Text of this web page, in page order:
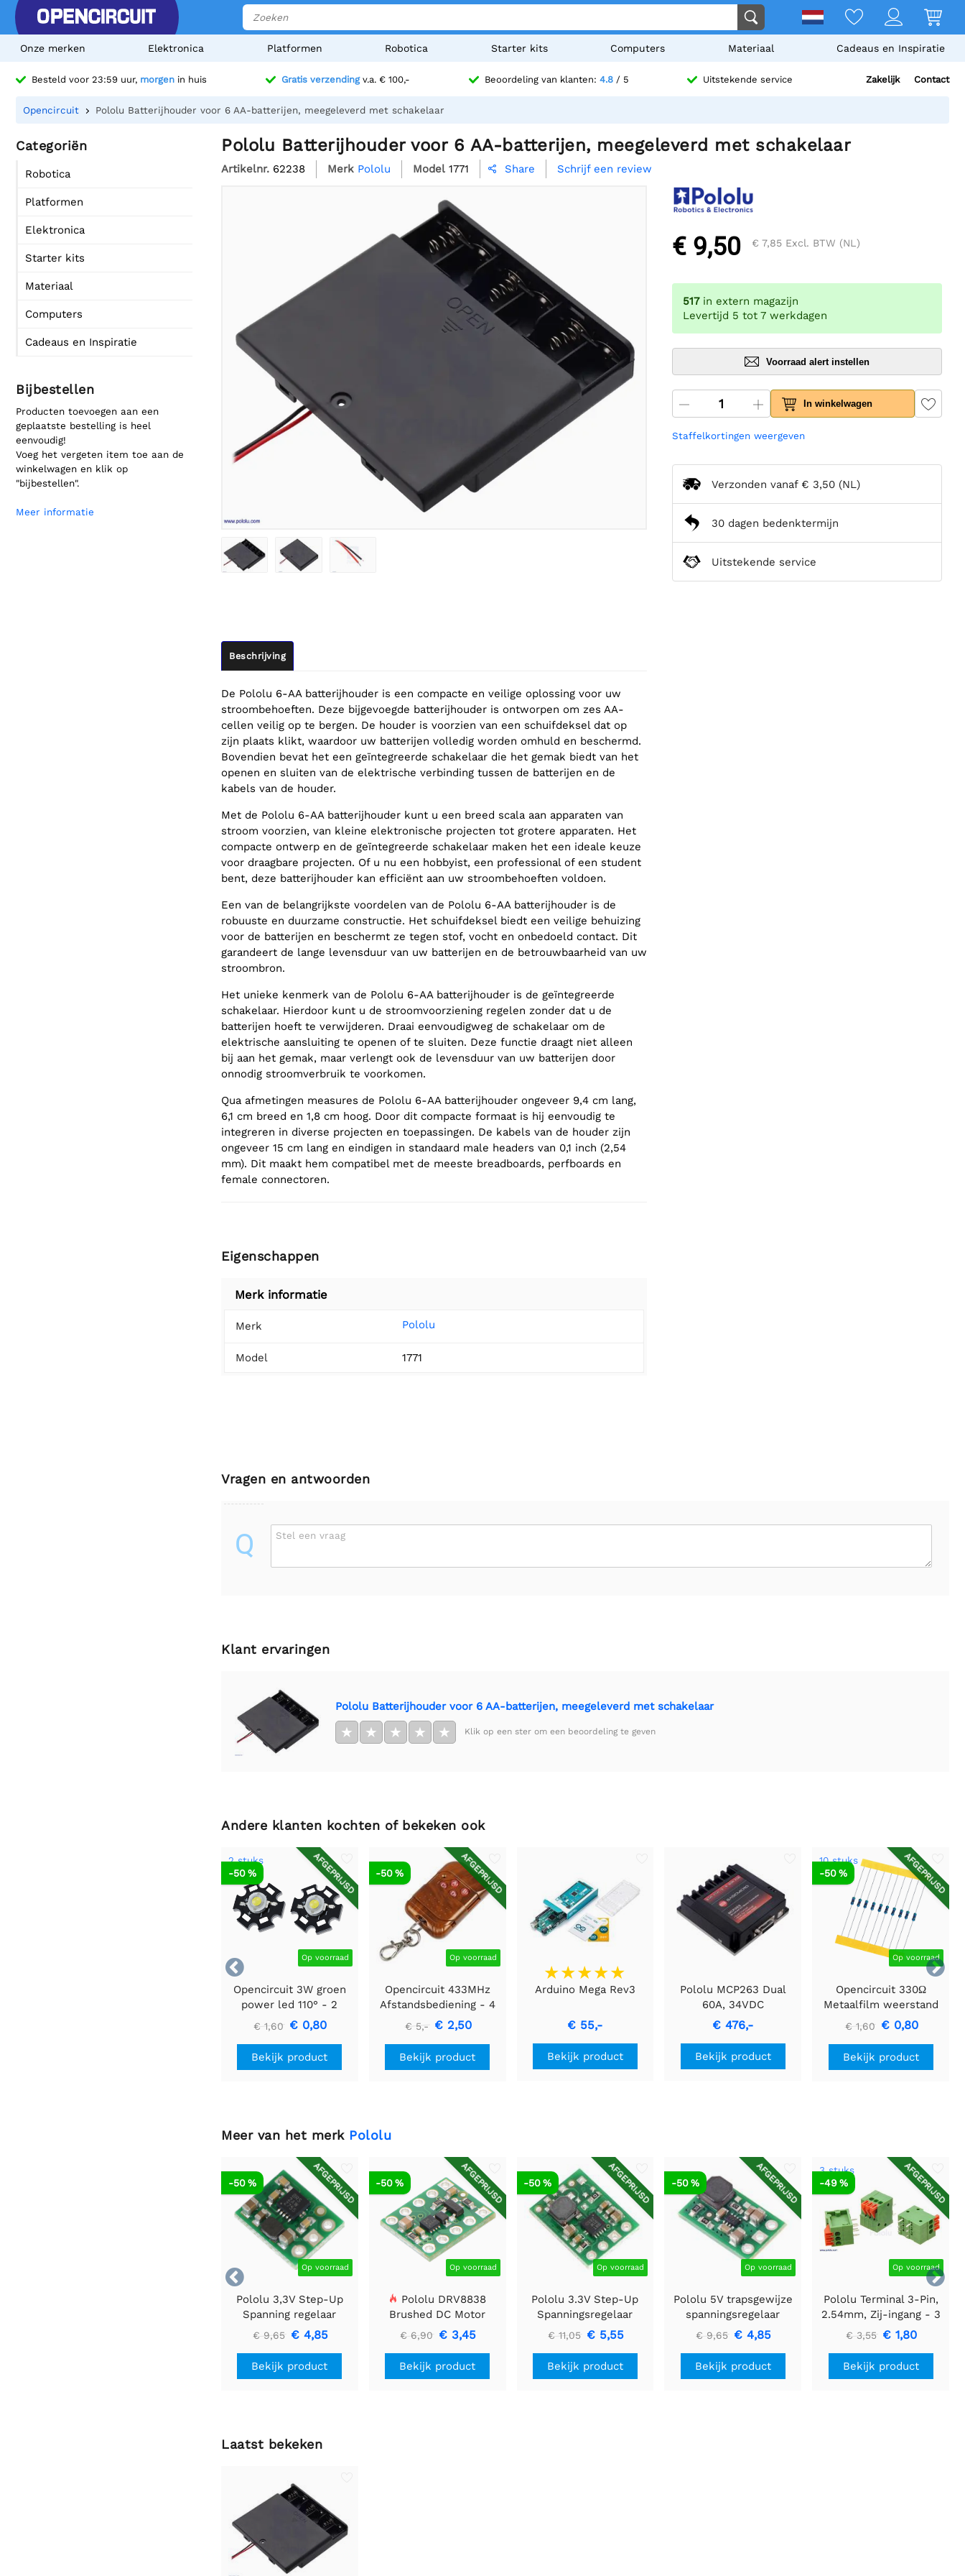
Onze merken Elektronica Platformen Robotica Starter kits Computers Materiaal Cadeaus en Inspiratie
Besteld voor 23:59 uur, morgen in huis Gratis verzendingv.a. € 100,- Beoordeling van klanten: 4.8/ 5 Uitstekende service Zakelijk Contact
Opencircuit Pololu Batterijhouder voor 6 AA-batterijen, meegeleverd met schakelaar
Categoriën
Robotica
Platformen
Elektronica
Starter kits
Materiaal
Computers
Cadeaus en Inspiratie
Bijbestellen
Producten toevoegen aan een
geplaatste bestelling is heel
eenvoudig!
Voeg het vergeten item toe aan de
winkelwagen en klik op
"bijbestellen".
Meer informatie
Pololu Batterijhouder voor 6 AA-batterijen, meegeleverd met schakelaar
Artikelnr. 62238 Merk Pololu Model 1771  Share Schrijf een review
Beschrijving
De Pololu 6-AA batterijhouder is een compacte en veilige oplossing voor uw
stroombehoeften. Deze bijgevoegde batterijhouder is ontworpen om zes AA-
cellen veilig op te bergen. De houder is voorzien van een schuifdeksel dat op
zijn plaats klikt, waardoor uw batterijen volledig worden omhuld en beschermd.
Bovendien bevat het een geïntegreerde schakelaar die het gemak biedt van het
openen en sluiten van de elektrische verbinding tussen de batterijen en de
kabels van de houder.
Met de Pololu 6-AA batterijhouder kunt u een breed scala aan apparaten van
stroom voorzien, van kleine elektronische projecten tot grotere apparaten. Het
compacte ontwerp en de geïntegreerde schakelaar maken het een ideale keuze
voor draagbare projecten. Of u nu een hobbyist, een professional of een student
bent, deze batterijhouder kan efficiënt aan uw stroombehoeften voldoen.
Een van de belangrijkste voordelen van de Pololu 6-AA batterijhouder is de
robuuste en duurzame constructie. Het schuifdeksel biedt een veilige behuizing
voor de batterijen en beschermt ze tegen stof, vocht en onbedoeld contact. Dit
garandeert de lange levensduur van uw batterijen en de betrouwbaarheid van uw
stroombron.
Het unieke kenmerk van de Pololu 6-AA batterijhouder is de geïntegreerde
schakelaar. Hierdoor kunt u de stroomvoorziening regelen zonder dat u de
batterijen hoeft te verwijderen. Draai eenvoudigweg de schakelaar om de
elektrische aansluiting te openen of te sluiten. Deze functie draagt niet alleen
bij aan het gemak, maar verlengt ook de levensduur van uw batterijen door
onnodig stroomverbruik te voorkomen.
Qua afmetingen measures de Pololu 6-AA batterijhouder ongeveer 9,4 cm lang,
6,1 cm breed en 1,8 cm hoog. Door dit compacte formaat is hij eenvoudig te
integreren in diverse projecten en toepassingen. De kabels van de houder zijn
ongeveer 15 cm lang en eindigen in standaard male headers van 0,1 inch (2,54
mm). Dit maakt hem compatibel met de meeste breadboards, perfboards en
female connectoren.
Eigenschappen
Merk informatie
Merk Pololu
Model 1771
€ 9,50 € 7,85 Excl. BTW (NL)
517 in extern magazijn
Levertijd 5 tot 7 werkdagen
Voorraad alert instellen
In winkelwagen
Staffelkortingen weergeven
Verzonden vanaf € 3,50 (NL)
30 dagen bedenktermijn
Uitstekende service
Vragen en antwoorden
Q Stel een vraag
Klant ervaringen
Pololu Batterijhouder voor 6 AA-batterijen, meegeleverd met schakelaar
★ ★ ★ ★ ★ Klik op een ster om een beoordeling te geven
Andere klanten kochten of bekeken ook


AFGEPRIJSD
2 stuks
Op voorraad
-50 %
Opencircuit 3W groen
power led 110° - 2
stuks
€ 1,60 € 0,80
Bekijk product
AFGEPRIJSD
Op voorraad
-50 %
Opencircuit 433MHz
Afstandsbediening - 4
kanaals
€ 5,- € 2,50
Bekijk product
Arduino Mega Rev3
€ 55,-
Bekijk product
Pololu MCP263 Dual
60A, 34VDC
geavanceerde
motorcontroller
€ 476,-
Bekijk product
AFGEPRIJSD
10 stuks
Op voorraad
-50 %
Opencircuit 330Ω
Metaalfilm weerstand
1/4W - 10 stuks
€ 1,60 € 0,80
Bekijk product
Meer van het merk Pololu


AFGEPRIJSD
Op voorraad
-50 %
Pololu 3,3V Step-Up
Spanning regelaar
U1V10F3
€ 9,65 € 4,85
Bekijk product
AFGEPRIJSD
Op voorraad
-50 %
Pololu DRV8838
Brushed DC Motor
Driver
€ 6,90 € 3,45
Bekijk product
AFGEPRIJSD
Op voorraad
-50 %
Pololu 3.3V Step-Up
Spanningsregelaar
U1V11F3
€ 11,05 € 5,55
Bekijk product
AFGEPRIJSD
Op voorraad
-50 %
Pololu 5V trapsgewijze
spanningsregelaar
U3V16F5
€ 9,65 € 4,85
Bekijk product
AFGEPRIJSD
3 stuks
Op voorraad
-49 %
Pololu Terminal 3-Pin,
2.54mm, Zij-ingang - 3
stuks
€ 3,55 € 1,80
Bekijk product
Laatst bekeken